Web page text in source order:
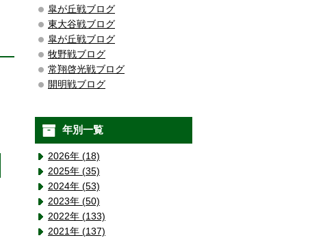
皐が丘戦ブログ
東大谷戦ブログ
皐が丘戦ブログ
牧野戦ブログ
常翔啓光戦ブログ
開明戦ブログ
年別一覧
2026年 (18)
2025年 (35)
2024年 (53)
2023年 (50)
2022年 (133)
2021年 (137)